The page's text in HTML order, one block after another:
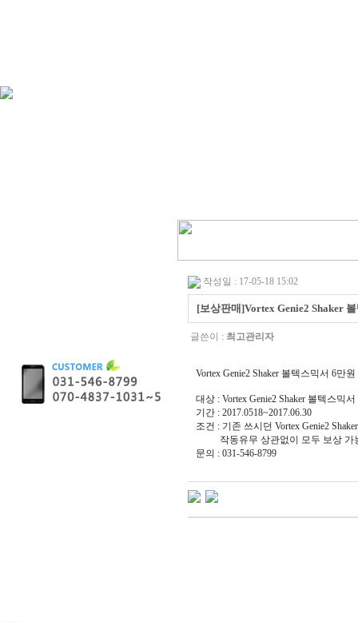
작성일 : 17-05-18 15:02
[보상판매]Vortex Genie2 Shaker
글쓴이 : 최고관리자
Vortex Genie2 Shaker 볼텍스믹서 6만
대상 : Vortex Genie2 Shaker 볼텍스믹서
기간 : 2017.0518~2017.06.30
조건 : 기존 쓰시던 Vortex Genie2
작동유무 상관없이 모두 보상 가
문의 : 031-546-8799